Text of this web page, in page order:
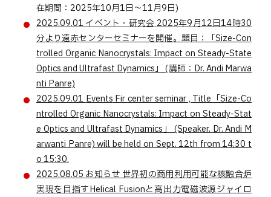
在期間：2025年10月1日～11月9日)
2025.09.01 イベント・研究会 2025年9月12日14時30
分より遠赤センターセミナーを開催。題目：「Size-Con
trolled Organic Nanocrystals: Impact on Steady-State
Optics and Ultrafast Dynamics」 (講師：Dr. Andi Marwa
nti Panre)
2025.09.01 Events Fir center seminar , Title「Size-Co
ntrolled Organic Nanocrystals: Impact on Steady-Stat
e Optics and Ultrafast Dynamics」 (Speaker. Dr. Andi M
arwanti Panre) will be held on Sept. 12th from 14:30 t
o 15:30.
2025.08.05 お知らせ 世界初の商用利用可能な核融合炉
実現を目指すHelical Fusionと高出力電磁波源ジャイロ